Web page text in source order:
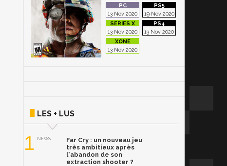
13 Nov 2020 19 Nov 2020
13 Nov 2020 13 Nov 2020
13 Nov 2020
LES + LUS
1 NEWS
Far Cry : un nouveau jeu
très ambitieux après
l'abandon de son
extraction shooter ?